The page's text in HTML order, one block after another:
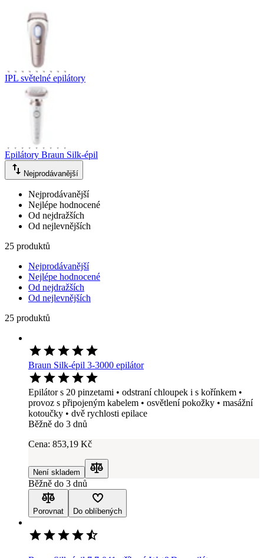
IPL světelné epilátory
Epilátory Braun Silk-épil
Nejprodávanější
Nejprodávanější
Nejlépe hodnocené
Od nejdražších
Od nejlevnějších
25 produktů
Nejprodávanější
Nejlépe hodnocené
Od nejdražších
Od nejlevnějších
25 produktů
Braun Silk-épil 3-3000 epilátor
Epilátor s 20 pinzetami • odstraní chloupek i s kořínkem •
provoz s připojeným kabelem • osvětlení pokožky • masážní
kotoučky • dvě rychlosti epilace
Běžně do 3 dnů
Cena: 853,19 Kč
Není skladem
Porovnat
Běžně do 3 dnů
Porovnat Do oblíbených